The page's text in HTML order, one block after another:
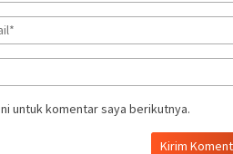
untuk komentar saya berikutnya.